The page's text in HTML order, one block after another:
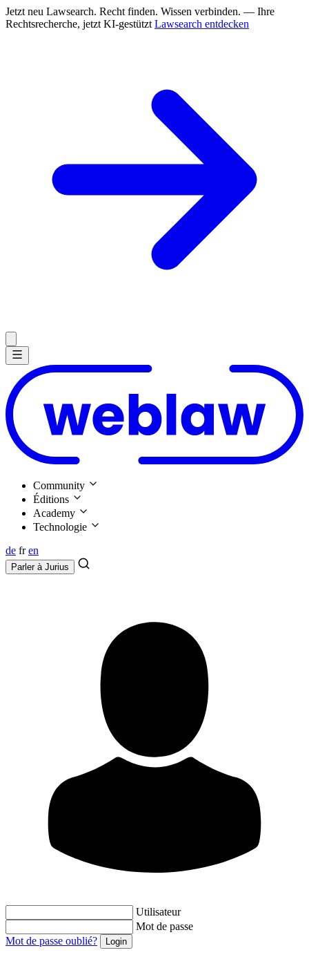
Jetzt neu Lawsearch. Recht finden. Wissen verbinden. — Ihre
Rechtsrecherche, jetzt KI-gestützt Lawsearch entdecken
Community
Éditions
Academy
Technologie
de fr en
Parler à Jurius
Utilisateur
Mot de passe
Mot de passe oublié?